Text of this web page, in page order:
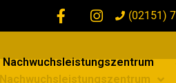
(02151)
Nachwuchsleistungszentrum
Nachwuchsleistungszentrum